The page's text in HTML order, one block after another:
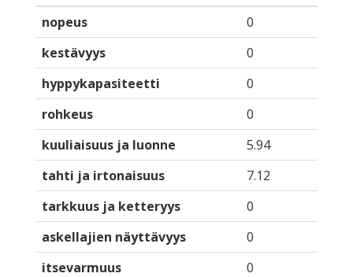
nopeus
0
kestävyys
0
hyppykapasiteetti
0
rohkeus
0
kuuliaisuus ja luonne
5.94
tahti ja irtonaisuus
7.12
tarkkuus ja ketteryys
0
askellajien näyttävyys
0
itsevarmuus
0